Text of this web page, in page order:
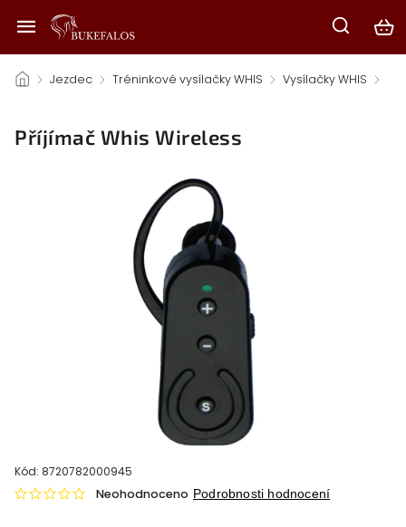
/ Jezdec / Tréninkové vysílačky WHIS / Vysílačky WHIS /
Příjímač Whis Wireless
Kód: 8720782000945
Neohodnoceno Podrobnosti hodnocení